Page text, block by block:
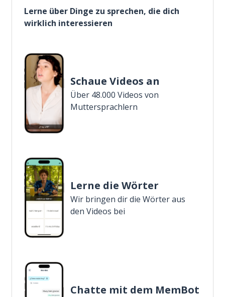
Lerne über Dinge zu sprechen, die dich
wirklich interessieren
Schaue Videos an
Über 48.000 Videos von
Muttersprachlern
Lerne die Wörter
Wir bringen dir die Wörter aus
den Videos bei
Chatte mit dem MemBot